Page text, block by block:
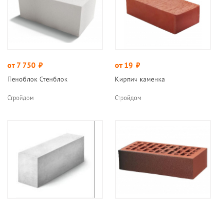
от 7 750 руб.
Пеноблок Стенблок
Стройдом
от 19 руб.
Кирпич каменка
Стройдом